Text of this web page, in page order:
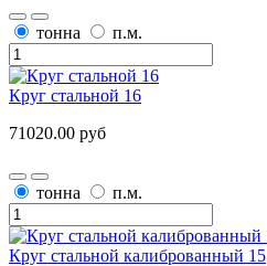
тонна п.м.
Круг стальной 16
71020.00 руб
тонна п.м.
Круг стальной калиброванный 15